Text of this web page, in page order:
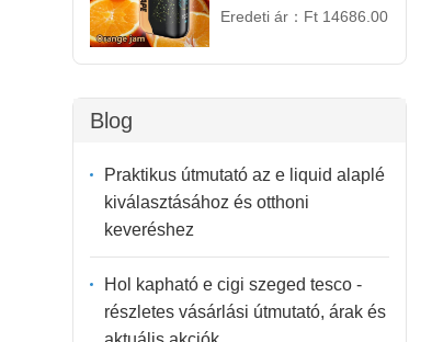
Eredeti ár： Ft 14686.00
Blog
Praktikus útmutató az e liquid alaplé
kiválasztásához és otthoni
keveréshez
Hol kapható e cigi szeged tesco -
részletes vásárlási útmutató, árak és